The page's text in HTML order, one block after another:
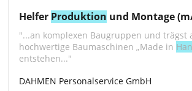
Helfer Produktion und Montage
"...an komplexen Baugruppen und trägst
hochwertige Baumaschinen „Made in
entstehen..."
DAHMEN Personalservice GmbH